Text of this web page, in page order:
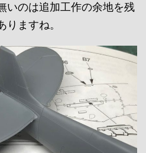
いのは追加工作の余地を残
りますね。